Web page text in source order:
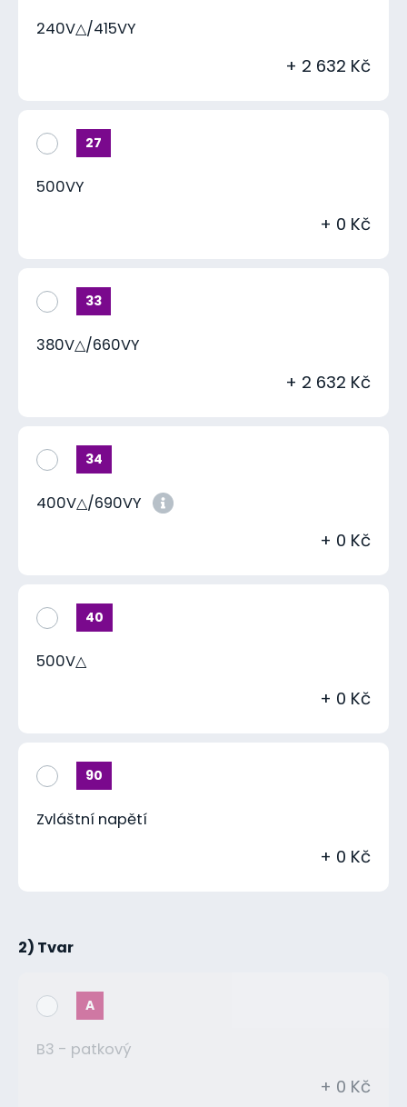
240V△/415VY
+ 2 632 Kč
27
500VY
+ 0 Kč
33
380V△/660VY
+ 2 632 Kč
34
400V△/690VY
+ 0 Kč
40
500V△
+ 0 Kč
90
Zvláštní napětí
+ 0 Kč
2) Tvar
A
B3 - patkový
+ 0 Kč